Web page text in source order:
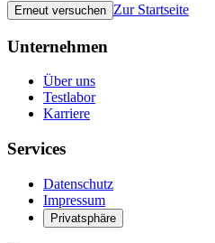
Erneut versuchen Zur Startseite
Unternehmen
Über uns
Testlabor
Karriere
Services
Datenschutz
Impressum
Privatsphäre